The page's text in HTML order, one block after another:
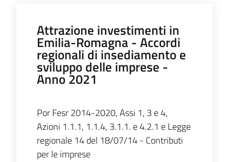
Attrazione investimenti in
Emilia-Romagna - Accordi
regionali di insediamento e
sviluppo delle imprese -
Anno 2021
Por Fesr 2014-2020, Assi 1, 3 e 4,
Azioni 1.1.1, 1.1.4, 3.1.1. e 4.2.1 e Legge
regionale 14 del 18/07/14 - Contributi
per le imprese